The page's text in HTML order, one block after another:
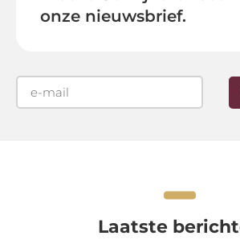
onze nieuwsbrief.
Laatste